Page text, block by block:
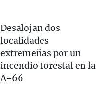
Desalojan dos
localidades
extremeñas por un
incendio forestal en la
A-66